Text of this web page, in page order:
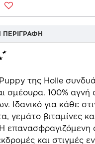
ΠΕΡΙΓΡΑΦΉ
της Holle
σμέουρα. 100%
Ιδανικό για κάθε
γεμάτο βιταμίνες
επανασφραγιζόμενη
και στιγμές